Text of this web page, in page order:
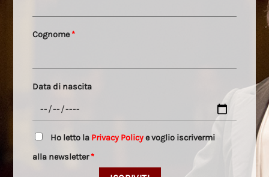
Cognome*
Data di nascita
Ho letto la Privacy Policye voglio iscrivermi
alla newsletter*